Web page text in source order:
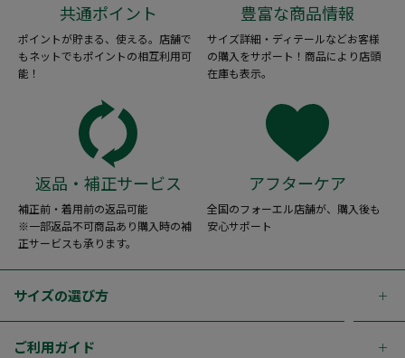
共通ポイント
ポイントが貯まる、使える。店舗で
もネットでもポイントの相互利用可
能！
豊富な商品情報
サイズ詳細・ディテールなどお客様
の購入をサポート！商品により店頭
在庫も表示。
返品・補正サービス
補正前・着用前の返品可能
※一部返品不可商品あり購入時の補
正サービスも承ります。
アフターケア
全国のフォーエル店舗が、購入後も
安心サポート
サイズの選び方
ご利用ガイド